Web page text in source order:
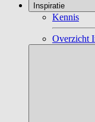
Inspiratie
Kennis
Overzicht